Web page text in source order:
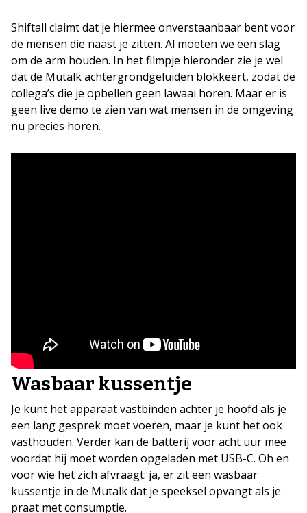
Shiftall claimt dat je hiermee onverstaanbaar bent voor
de mensen die naast je zitten. Al moeten we een slag
om de arm houden. In het filmpje hieronder zie je wel
dat de Mutalk achtergrondgeluiden blokkeert, zodat de
collega’s die je opbellen geen lawaai horen. Maar er is
geen live demo te zien van wat mensen in de omgeving
nu precies horen.
Wasbaar kussentje
Je kunt het apparaat vastbinden achter je hoofd als je
een lang gesprek moet voeren, maar je kunt het ook
vasthouden. Verder kan de batterij voor acht uur mee
voordat hij moet worden opgeladen met USB-C. Oh en
voor wie het zich afvraagt: ja, er zit een wasbaar
kussentje in de Mutalk dat je speeksel opvangt als je
praat met consumptie.